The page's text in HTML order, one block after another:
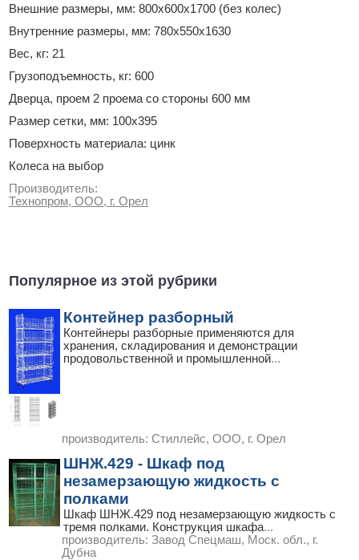
Внешние размеры, мм: 800x600x1700 (без колес)
Внутренние размеры, мм: 780x550x1630
Вес, кг: 21
Грузоподъемность, кг: 600
Дверца, проем 2 проема со стороны 600 мм
Размер сетки, мм: 100x395
Поверхность материала: цинк
Колеса на выбор
Производитель:
Технопром, ООО, г. Орел
Популярное из этой рубрики
Контейнер разборный
Контейнеры разборные применяются для
хранения, складирования и демонстрации
продовольственной и промышленной...
производитель: Стиллейс, ООО, г. Орел
ШНЖ.429 - Шкаф под
незамерзающую жидкость с
полками
Шкаф ШНЖ.429 под незамерзающую жидкость с
тремя полками. Конструкция шкафа...
производитель: Завод Спецмаш, Моск. обл., г.
Дубна